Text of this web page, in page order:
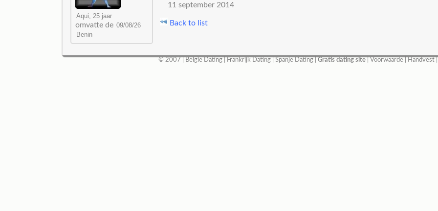
omvatte de
11 september 2014
Back to list
© 2007 | België Dating Frankrijk Dating Spanje Dating Gratis dating site Voorwaarde Handvest